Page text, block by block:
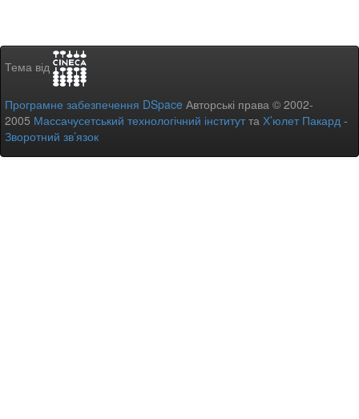
Тема від
Програмне забезпечення DSpace Авторські права © 2002-
2005 Массачусетський технологічний інститутта Х’юлет Пакард -
Зворотний зв’язок